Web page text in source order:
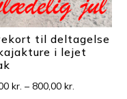
til deltagelse
i lejet
kr. – 800,00kr.